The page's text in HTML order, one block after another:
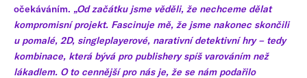
očekáváním. „Od začátku jsme věděli, že nechceme dělat
kompromisní projekt. Fascinuje mě, že jsme nakonec skončili
u pomalé, 2D, singleplayerové, narativní detektivní hry – tedy
kombinace, která bývá pro publishery spíš varováním než
lákadlem. O to cennější pro nás je, že se nám podařilo